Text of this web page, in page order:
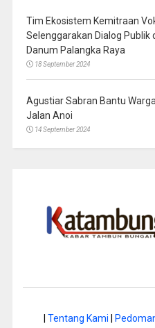
Tim Ekosistem Kemitraan
Selenggarakan Dialog Publik
Danum Palangka Raya
18 September 2024
Agustiar Sabran Bantu
Jalan Anoi
14 September 2024
| Tentang Kami |